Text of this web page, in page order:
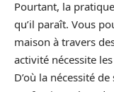
Pourtant, la
qu’il paraît. Vous
maison à travers
activité nécessite
D’où la nécessité